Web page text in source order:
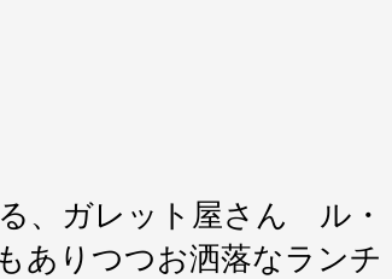
、ガレット屋さん ル・
ありつつお洒落なランチ